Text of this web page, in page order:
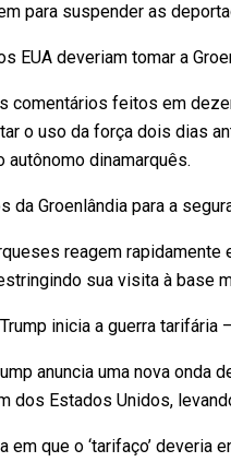
para suspender as
EUA deveriam tomar a
comentários feitos em
o uso da força dois dias
autônomo dinamarquês.
da Groenlândia para a
reagem rapidamente
sua visita à base
inicia a guerra tarifária –
anuncia uma nova
dos Estados Unidos,
em que o ‘tarifaço’ deveria